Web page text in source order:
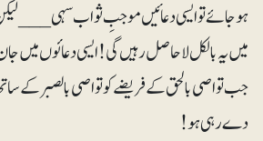
ہوجائے تو ایسی دعائیں موجبِ ثواب سہی ___
میں یہ بالکل لاحاصل رہیں گی! ایسی دعائوں میں
جب تواصی بالحق کے فریضے کو تواصی بالصبر کے
دے رہی ہو!